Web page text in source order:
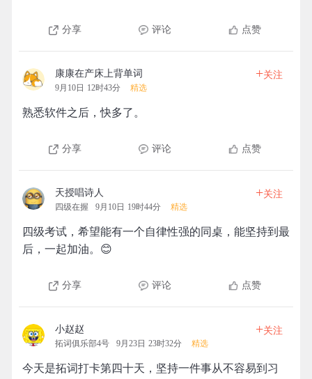
分享 评论 点赞
康康在产床上背单词
9月10日 12时43分 精选
+关注
熟悉软件之后，快多了。
分享 评论 点赞
天授唱诗人
四级在握 9月10日 19时44分 精选
+关注
四级考试，希望能有一个自律性强的同桌，能坚持到最
后，一起加油。😊
分享 评论 点赞
小赵赵
拓词俱乐部4号 9月23日 23时32分 精选
+关注
今天是拓词打卡第四十天，坚持一件事从不容易到习